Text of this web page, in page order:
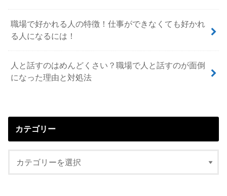
職場で好かれる人の特徴！仕事ができなくても好かれ
る人になるには！
人と話すのはめんどくさい？職場で人と話すのが面倒
になった理由と対処法
カテゴリー